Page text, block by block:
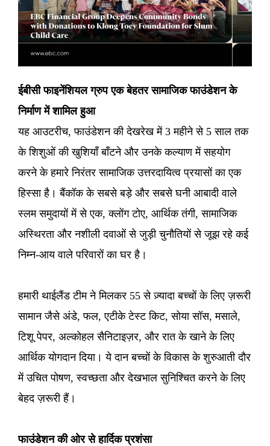
ईबीसी फाइनेंशियल ग्रुप एक बेहतर सामाजिक फाउंडेशन के
निर्माण में शामिल हुआ
यह आउटरीच, फाउंडेशन की देखरेख में 3 महीने से 5 साल तक
के शिशुओं की खुशियाँ बाँटने और उनके कल्याण में सहयोग
करने के हमारे निरंतर सामाजिक उत्तरदायित्व प्रयासों का एक
हिस्सा है। बैंकॉक के सबसे बड़े और सबसे घनी आबादी वाले
स्लम समुदायों में से एक, क्लोंग टोए, आर्थिक तंगी, सामाजिक
अस्थिरता और नशीली दवाओं से जुड़ी चुनौतियों से जूझ रहे कई
निम्न-आय वाले परिवारों का घर है।
हमारी थाईलैंड टीम ने मिलकर 55 से ज़्यादा बच्चों के लिए ज़रूरी
सामान जैसे अंडे, फल, एटीके टेस्ट किट, सोया सॉस, मसाले,
टिशू पेपर, अल्कोहल सैनिटाइज़र, और रात के खाने के लिए
आर्थिक योगदान दिया। ये दान बच्चों के विकास के शुरुआती दौर
में उचित पोषण, स्वच्छता और देखभाल सुनिश्चित करने के लिए
बेहद ज़रूरी हैं।
फाउंडेशन की ओर से हार्दिक प्रशंसा